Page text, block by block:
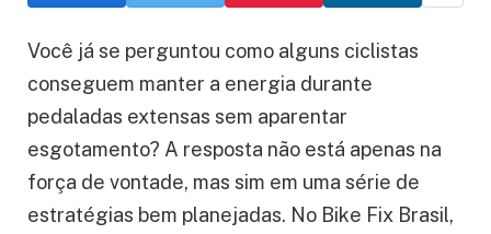
Você já se perguntou como alguns ciclistas
conseguem manter a energia durante
pedaladas extensas sem aparentar
esgotamento? A resposta não está apenas na
força de vontade, mas sim em uma série de
estratégias bem planejadas. No Bike Fix Brasil,